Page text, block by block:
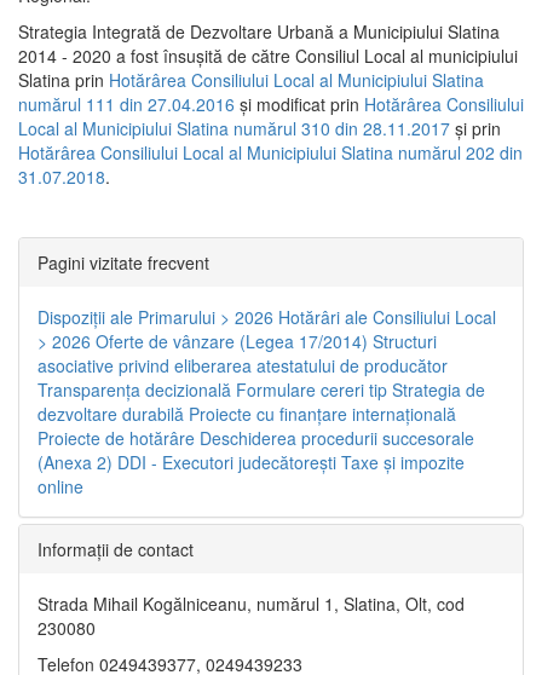
Strategia Integrată de Dezvoltare Urbană a Municipiului Slatina
2014 - 2020 a fost însuşită de către Consiliul Local al municipiului
Slatina prin Hotărârea Consiliului Local al Municipiului Slatina
numărul 111 din 27.04.2016 și modificat prin Hotărârea Consiliului
Local al Municipiului Slatina numărul 310 din 28.11.2017 și prin
Hotărârea Consiliului Local al Municipiului Slatina numărul 202 din
31.07.2018.
Pagini vizitate frecvent
Dispoziţii ale Primarului > 2026 Hotărâri ale Consiliului Local
> 2026 Oferte de vânzare (Legea 17/2014) Structuri
asociative privind eliberarea atestatului de producător
Transparenţa decizională Formulare cereri tip Strategia de
dezvoltare durabilă Proiecte cu finanţare internaţională
Proiecte de hotărâre Deschiderea procedurii succesorale
(Anexa 2) DDI - Executori judecătorești Taxe şi impozite
online
Informaţii de contact
Strada Mihail Kogălniceanu, numărul 1, Slatina, Olt, cod
230080
Telefon 0249439377, 0249439233